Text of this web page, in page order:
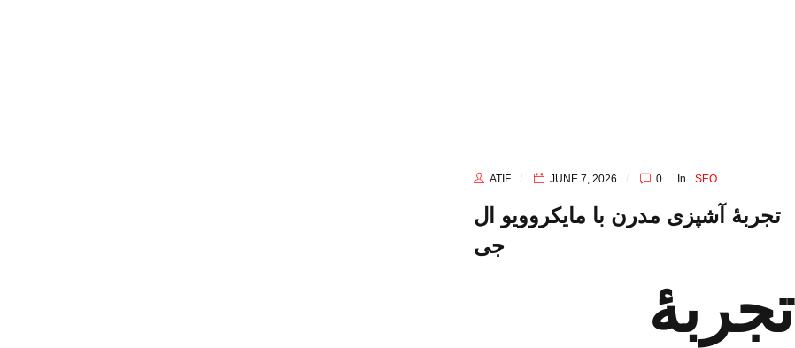
ATIF JUNE 7, 2026 0 In SEO
تجربهٔ آشپزی مدرن با مایکروویو ال
‌جی
تجربهٔ